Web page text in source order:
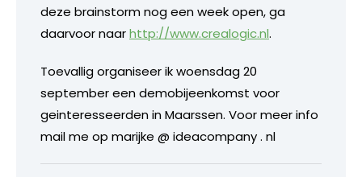
deze brainstorm nog een week open, ga
daarvoor naarhttp://www.crealogic.nl.
Toevallig organiseer ik woensdag 20
september een demobijeenkomst voor
geinteresseerden in Maarssen. Voor meer info
mail me op marijke @ ideacompany . nl